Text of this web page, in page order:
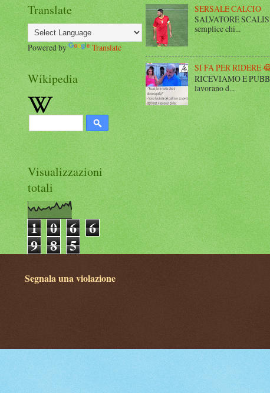
SERSALE CALCIO
SALVATORE
semplice chi...
SI FA PER RIDERE
RICEVIAMO E
lavorano d...
Translate
Powered by Translate
Wikipedia
Visualizzazioni
totali
1 0 6 6
9 8 5
Segnala una violazione